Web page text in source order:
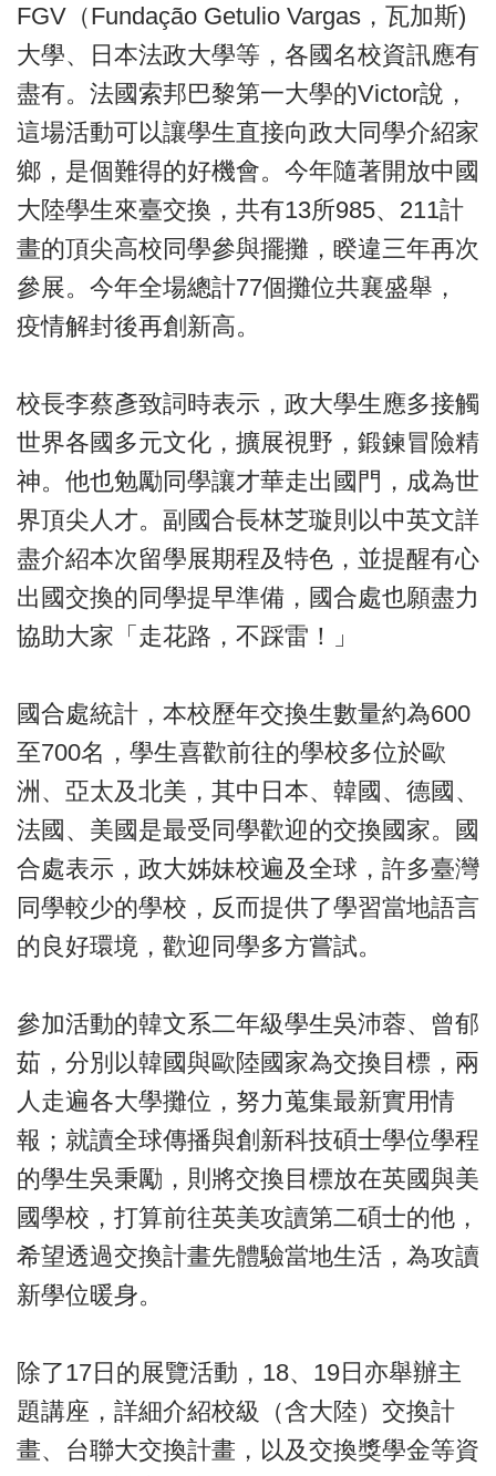
FGV（Fundação Getulio Vargas，瓦加斯)
大學、日本法政大學等，各國名校資訊應有
盡有。法國索邦巴黎第一大學的Victor說，
這場活動可以讓學生直接向政大同學介紹家
鄉，是個難得的好機會。今年隨著開放中國
大陸學生來臺交換，共有13所985、211計
畫的頂尖高校同學參與擺攤，睽違三年再次
參展。今年全場總計77個攤位共襄盛舉，
疫情解封後再創新高。
校長李蔡彥致詞時表示，政大學生應多接觸
世界各國多元文化，擴展視野，鍛鍊冒險精
神。他也勉勵同學讓才華走出國門，成為世
界頂尖人才。副國合長林芝璇則以中英文詳
盡介紹本次留學展期程及特色，並提醒有心
出國交換的同學提早準備，國合處也願盡力
協助大家「走花路，不踩雷！」
國合處統計，本校歷年交換生數量約為600
至700名，學生喜歡前往的學校多位於歐
洲、亞太及北美，其中日本、韓國、德國、
法國、美國是最受同學歡迎的交換國家。國
合處表示，政大姊妹校遍及全球，許多臺灣
同學較少的學校，反而提供了學習當地語言
的良好環境，歡迎同學多方嘗試。
參加活動的韓文系二年級學生吳沛蓉、曾郁
茹，分別以韓國與歐陸國家為交換目標，兩
人走遍各大學攤位，努力蒐集最新實用情
報；就讀全球傳播與創新科技碩士學位學程
的學生吳秉勵，則將交換目標放在英國與美
國學校，打算前往英美攻讀第二碩士的他，
希望透過交換計畫先體驗當地生活，為攻讀
新學位暖身。
除了17日的展覽活動，18、19日亦舉辦主
題講座，詳細介紹校級（含大陸）交換計
畫、台聯大交換計畫，以及交換獎學金等資